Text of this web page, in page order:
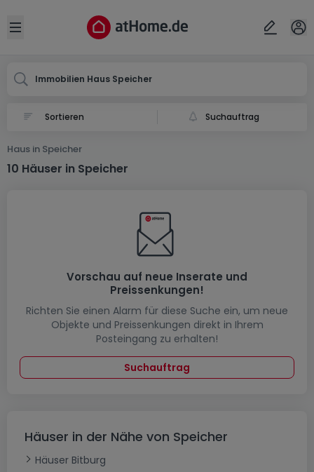
Open sidebar
Immobilien Haus Speicher
Suchauftrag
Haus in Speicher
10 Häuser in Speicher
Vorschau auf neue Inserate und
Preissenkungen!
Richten Sie einen Alarm für diese Suche ein, um neue
Objekte und Preissenkungen direkt in Ihrem
Posteingang zu erhalten!
Suchauftrag
Häuser in der Nähe von Speicher
Häuser Bitburg
Ort
Abbrechen ok